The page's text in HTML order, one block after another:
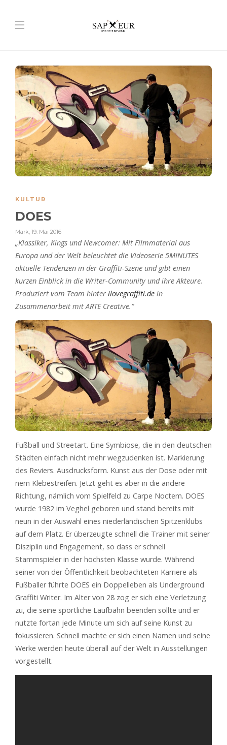
KULTUR
DOES
Mark, 19. Mai 2016
„Klassiker, Kings und Newcomer: Mit Filmmaterial aus
Europa und der Welt beleuchtet die Videoserie 5MINUTES
aktuelle Tendenzen in der Graffiti-Szene und gibt einen
kurzen Einblick in die Writer-Community und ihre Akteure.
Produziert vom Team hinter ilovegraffiti.de in
Zusammenarbeit mit ARTE Creative.“
Fußball und Streetart. Eine Symbiose, die in den deutschen
Städten einfach nicht mehr wegzudenken ist. Markierung
des Reviers. Ausdrucksform. Kunst aus der Dose oder mit
nem Klebestreifen. Jetzt geht es aber in die andere
Richtung, nämlich vom Spielfeld zu Carpe Noctem. DOES
wurde 1982 im Veghel geboren und stand bereits mit
neun in der Auswahl eines niederländischen Spitzenklubs
auf dem Platz. Er überzeugte schnell die Trainer mit seiner
Disziplin und Engagement, so dass er schnell
Stammspieler in der höchsten Klasse wurde. Während
seiner von der Öffentlichkeit beobachteten Karriere als
Fußballer führte DOES ein Doppelleben als Underground
Graffiti Writer. Im Alter von 28 zog er sich eine Verletzung
zu, die seine sportliche Laufbahn beenden sollte und er
nutzte fortan jede Minute um sich auf seine Kunst zu
fokussieren. Schnell machte er sich einen Namen und seine
Werke werden heute überall auf der Welt in Ausstellungen
vorgestellt.